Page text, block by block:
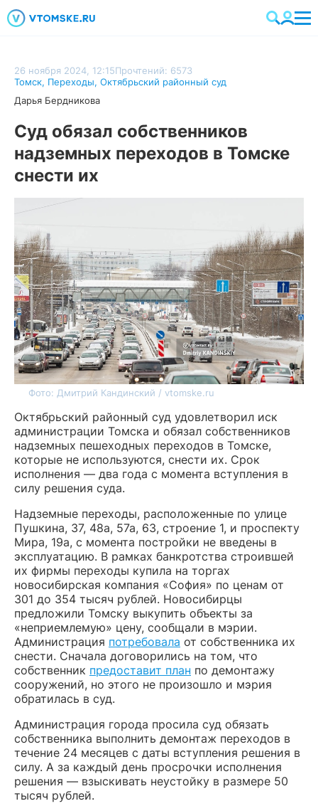
26 ноября 2024, 12:15Прочтений: 6573
Томск, Переходы, Октябрьский районный суд
Дарья Бердникова
Суд обязал собственников
надземных переходов в Томске
снести их
Фото: Дмитрий Кандинский / vtomske.ru
Октябрьский районный суд удовлетворил иск
администрации Томска и обязал собственников
надземных пешеходных переходов в Томске,
которые не используются, снести их. Срок
исполнения — два года с момента вступления в
силу решения суда.
Надземные переходы, расположенные по улице
Пушкина, 37, 48а, 57а, 63, строение 1, и проспекту
Мира, 19а, с момента постройки не введены в
эксплуатацию. В рамках банкротства строившей
их фирмы переходы купила на торгах
новосибирская компания «София» по ценам от
301 до 354 тысяч рублей. Новосибирцы
предложили Томску выкупить объекты за
«неприемлемую» цену, сообщали в мэрии.
Администрация потребовала от собственника их
снести. Сначала договорились на том, что
собственник предоставит план по демонтажу
сооружений, но этого не произошло и мэрия
обратилась в суд.
Администрация города просила суд обязать
собственника выполнить демонтаж переходов в
течение 24 месяцев с даты вступления решения в
силу. А за каждый день просрочки исполнения
решения — взыскивать неустойку в размере 50
тысяч рублей.